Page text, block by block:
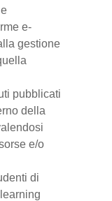
e-
gestione
pubblicati
della
e/o
di